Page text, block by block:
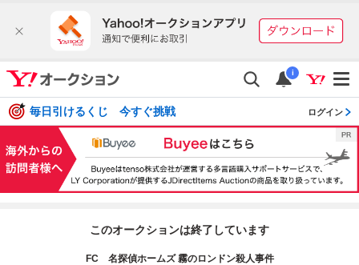
i
毎日引けるくじ 今すぐ挑戦 ログイン
このオークションは終了しています
FC 名探偵ホームズ 霧のロンドン殺人事件